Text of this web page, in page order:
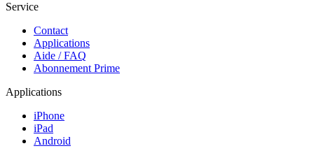
Service
Contact
Applications
Aide / FAQ
Abonnement Prime
Applications
iPhone
iPad
Android